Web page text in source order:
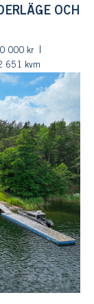
OCH
000 kr
651 kvm